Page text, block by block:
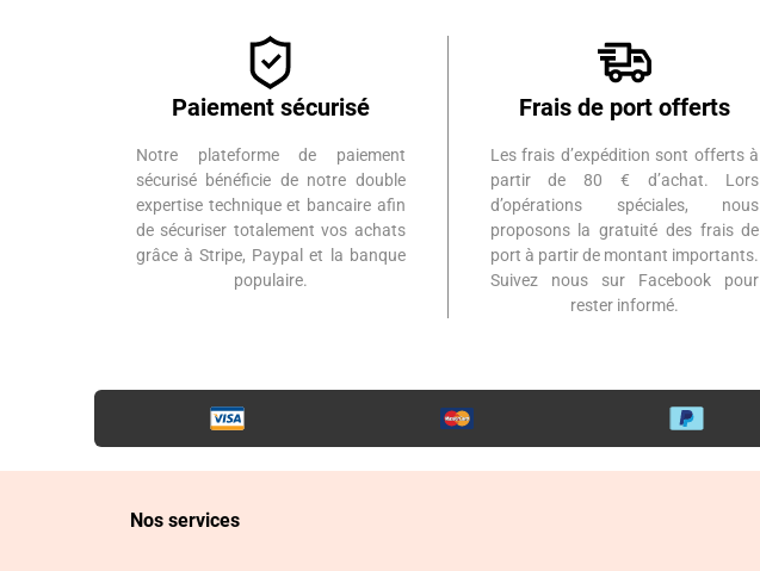
Paiement sécurisé
Notre plateforme de paiement
sécurisé bénéficie de notre double
expertise technique et bancaire afin
de sécuriser totalement vos achats
grâce à Stripe, Paypal et la banque
populaire.
Frais de port offerts
Les frais d’expédition sont offerts à
partir de 80 € d’achat. Lors
d’opérations spéciales, nous
proposons la gratuité des frais de
port à partir de montant importants.
Suivez nous sur Facebook pour
rester informé.
Nos services